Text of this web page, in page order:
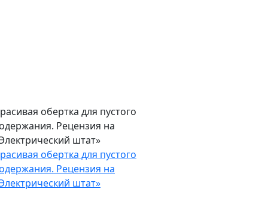
обертка для пустого
Рецензия на